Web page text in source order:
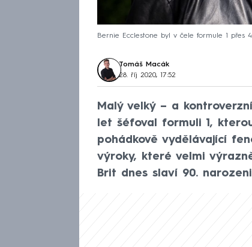
Bernie Ecclestone byl v čele formule 1 přes
Tomáš Macák
28. říj 2020, 17:52
Malý velký – a
let šéfoval formuli 1,
pohádkově vydělávající
výroky, které velmi
Brit dnes slaví 90.